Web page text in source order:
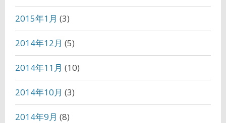
2015年1月 (3)
2014年12月 (5)
2014年11月 (10)
2014年10月 (3)
2014年9月 (8)